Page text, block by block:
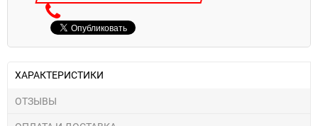
ХАРАКТЕРИСТИКИ
ОТЗЫВЫ